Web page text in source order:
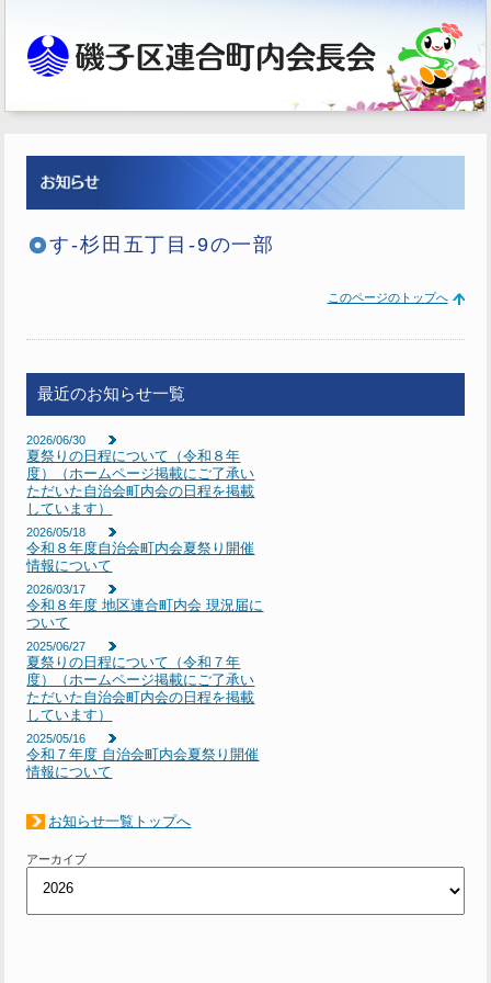
す-杉田五丁目-9の一部
このページのトップへ
最近のお知らせ一覧
2026/06/30
夏祭りの日程について（令和８年
度）（ホームページ掲載にご了承い
ただいた自治会町内会の日程を掲載
しています）
2026/05/18
令和８年度自治会町内会夏祭り開催
情報について
2026/03/17
令和８年度 地区連合町内会 現況届に
ついて
2025/06/27
夏祭りの日程について（令和７年
度）（ホームページ掲載にご了承い
ただいた自治会町内会の日程を掲載
しています）
2025/05/16
令和７年度 自治会町内会夏祭り開催
情報について
お知らせ一覧トップへ
アーカイブ